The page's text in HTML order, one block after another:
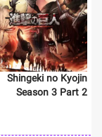
Shingeki no Kyojin
Season 3 Part 2